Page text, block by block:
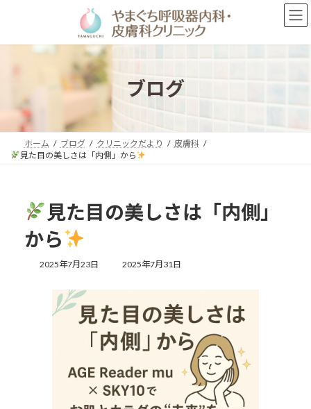
ン
プ
ー
動
ブログ
ホーム ブログ クリニックだより
皮膚科
見た目の美しさは「内側」から
見た目の美しさは「内側」
から
2025年7月23日
最
日
時
:
2025年7月31日